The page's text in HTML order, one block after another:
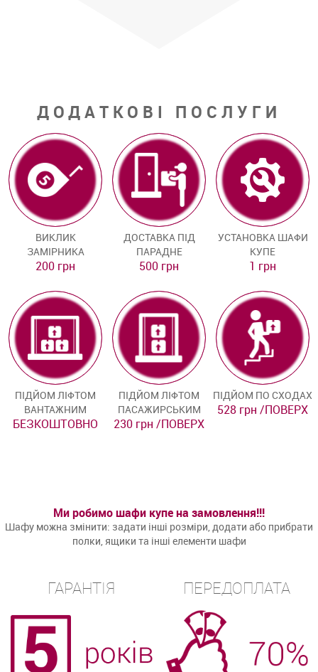
ДОДАТКОВІ ПОСЛУГИ
ВИКЛИК
ЗАМІРНИКА
200 грн
ДОСТАВКА ПІД
ПАРАДНЕ
500 грн
УСТАНОВКА ШАФИ
КУПЕ
1 грн
ПІДЙОМ ЛІФТОМ
ВАНТАЖНИМ
БЕЗКОШТОВНО
ПІДЙОМ ЛІФТОМ
ПАСАЖИРСЬКИМ
230 грн /ПОВЕРХ
ПІДЙОМ ПО СХОДАХ
528 грн /ПОВЕРХ
Ми робимо шафи купе на замовлення!!!
Шафу можна змінити: задати інші розміри, додати або прибрати
полки, ящики та інші елементи шафи
ГАРАНТІЯ ПЕРЕДОПЛАТА